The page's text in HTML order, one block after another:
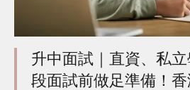
升中面試｜直資、私
段面試前做足準備！